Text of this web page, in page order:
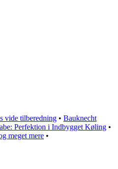
vide tilberedning • Bauknecht
Perfektion i Indbygget Køling •
meget mere •